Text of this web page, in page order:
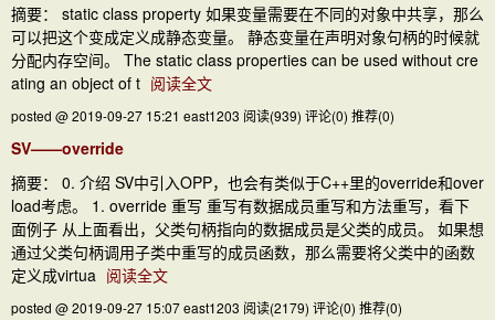
摘要： static class property 如果变量需要在不同的对象中共享，那么
可以把这个变成定义成静态变量。 静态变量在声明对象句柄的时候就
分配内存空间。 The static class properties can be used without cre
ating an object of t 阅读全文
posted @ 2019-09-27 15:21 east1203 阅读(939) 评论(0) 推荐(0)
SV——override
摘要： 0. 介绍 SV中引入OPP，也会有类似于C++里的override和over
load考虑。 1. override 重写 重写有数据成员重写和方法重写，看下
面例子 从上面看出，父类句柄指向的数据成员是父类的成员。 如果想
通过父类句柄调用子类中重写的成员函数，那么需要将父类中的函数
定义成virtua 阅读全文
posted @ 2019-09-27 15:07 east1203 阅读(2179) 评论(0) 推荐(0)